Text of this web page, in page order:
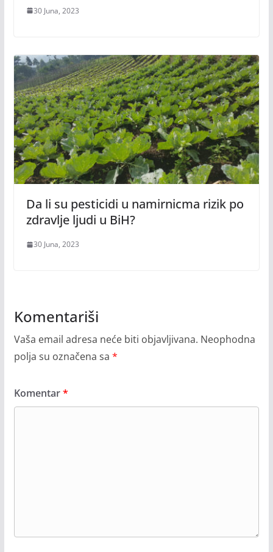
30 Juna, 2023
Da li su pesticidi u namirnicma rizik po
zdravlje ljudi u BiH?
30 Juna, 2023
Komentariši
Vaša email adresa neće biti objavljivana. Neophodna
polja su označena sa *
Komentar*